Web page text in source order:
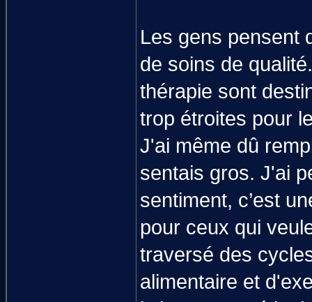
Les gens pensent
de soins de
thérapie sont
trop étroites pour
J'ai même dû
sentais gros. J'ai
sentiment, c’est
pour ceux qui
traversé des
alimentaire et